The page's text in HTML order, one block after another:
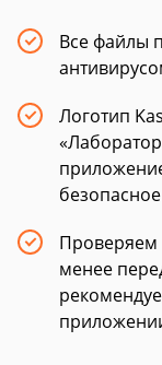
Все файлы
Логотип
Проверяем
менее